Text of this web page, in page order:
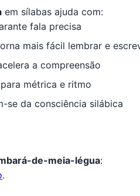
em sílabas ajuda com:
fala precisa
mais fácil lembrar e
a compreensão
métrica e ritmo
da consciência silábica
de-meia-légua:
.